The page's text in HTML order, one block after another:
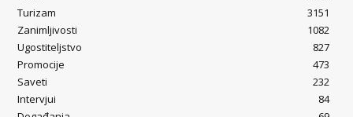
Turizam
3151
Zanimljivosti
1082
Ugostiteljstvo
827
Promocije
473
Saveti
232
Intervjui
84